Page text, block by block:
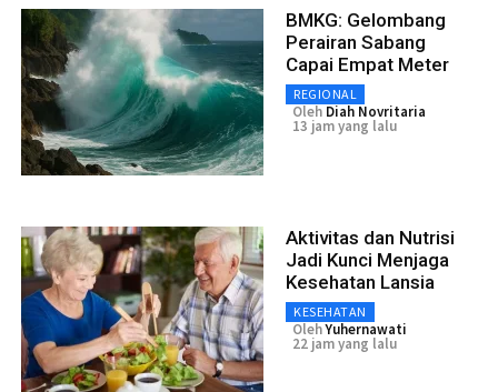
BMKG: Gelombang
Perairan Sabang
Capai Empat Meter
REGIONAL
Oleh Diah Novritaria
13 jam yang lalu
Aktivitas dan Nutrisi
Jadi Kunci Menjaga
Kesehatan Lansia
KESEHATAN
OlehYuhernawati
22 jam yang lalu